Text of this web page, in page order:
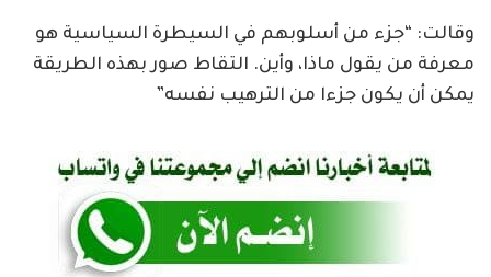
وقالت: “جزء من أسلوبهم في السيطرة السياسية هو
معرفة من يقول ماذا، وأين. التقاط صور بهذه الطريقة
يمكن أن يكون جزءا من الترهيب نفسه”